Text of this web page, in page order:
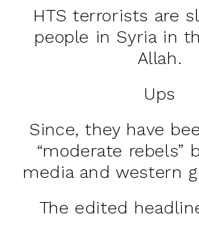
HTS terrorists are
people in Syria in
Allah.
Ups
Since, they have
“moderate rebels”
media and western
The edited